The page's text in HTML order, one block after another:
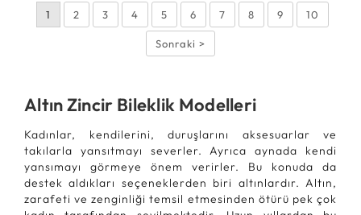
1 2 3 4 5 6 7 8 9 10
Sonraki >
Altın Zincir Bileklik Modelleri
Kadınlar, kendilerini, duruşlarını aksesuarlar ve
takılarla yansıtmayı severler. Ayrıca aynada kendi
yansımayı görmeye önem verirler. Bu konuda da
destek aldıkları seçeneklerden biri altınlardır. Altın,
zarafeti ve zenginliği temsil etmesinden ötürü pek çok